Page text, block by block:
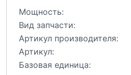
Мощность:
Вид запчасти:
Артикул производителя:
Артикул:
Базовая единица: